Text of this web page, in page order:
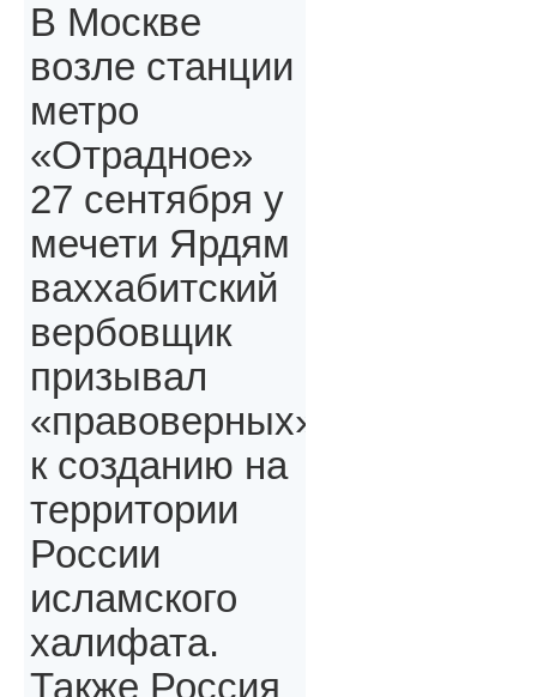
В Москве
возле станции
метро
«Отрадное»
27 сентября у
мечети Ярдям
ваххабитский
вербовщик
призывал
«правоверных»,
к созданию на
территории
России
исламского
халифата.
Также Россия